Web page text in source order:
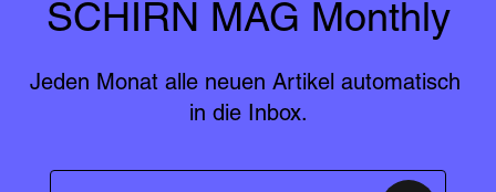
SCHIRN MAG Monthly
Jeden Monat alle neuen Artikel automatisch
in die Inbox.